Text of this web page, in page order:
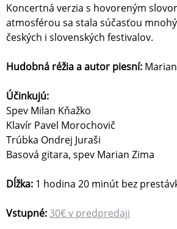
Koncertná verzia s hovoreným
atmosférou sa stala súčasťou
českých i slovenských festivalov.
Hudobná réžia a autor piesní:
Účinkujú:
Spev Milan Kňažko
Klavír Pavel Morochovič
Trúbka Ondrej Juraši
Basová gitara, spev Marian Zima
Dĺžka: 1 hodina 20 minút bez
Vstupné:30€ v predpredaji